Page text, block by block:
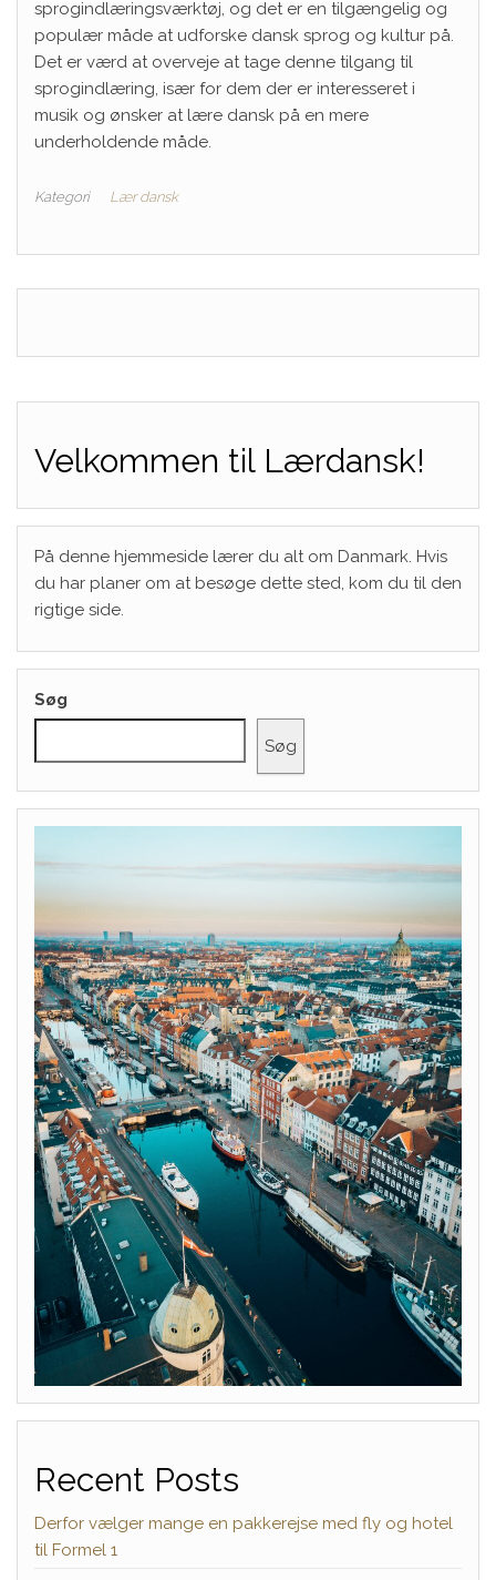
sprogindlæringsværktøj, og det er en tilgængelig og
populær måde at udforske dansk sprog og kultur på.
Det er værd at overveje at tage denne tilgang til
sprogindlæring, især for dem der er interesseret i
musik og ønsker at lære dansk på en mere
underholdende måde.
Kategori Lær dansk
Velkommen til Lærdansk!
På denne hjemmeside lærer du alt om Danmark. Hvis
du har planer om at besøge dette sted, kom du til den
rigtige side.
Søg
Søg
Recent Posts
Derfor vælger mange en pakkerejse med fly og hotel
til Formel 1